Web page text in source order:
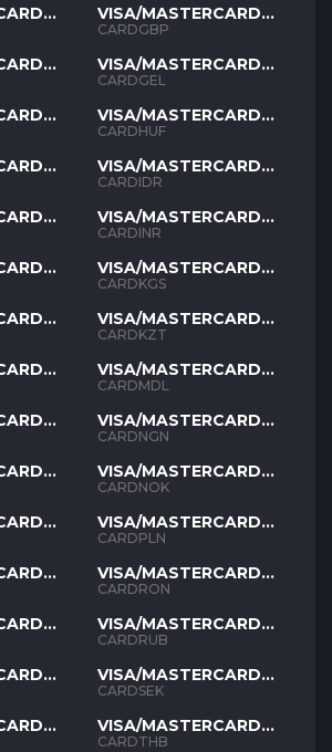
VISA/MASTERCARD
GBP
CARDGBP
VISA/MASTERCARD
GEL
CARDGEL
VISA/MASTERCARD
HUF
CARDHUF
VISA/MASTERCARD
IDR
CARDIDR
VISA/MASTERCARD
INR
CARDINR
VISA/MASTERCARD
KGS
CARDKGS
VISA/MASTERCARD
KZT
CARDKZT
VISA/MASTERCARD
MDL
CARDMDL
VISA/MASTERCARD
NGN
CARDNGN
VISA/MASTERCARD
NOK
CARDNOK
VISA/MASTERCARD
PLN
CARDPLN
VISA/MASTERCARD
RON
CARDRON
VISA/MASTERCARD
RUB
CARDRUB
VISA/MASTERCARD
SEK
CARDSEK
VISA/MASTERCARD
THB
CARDTHB